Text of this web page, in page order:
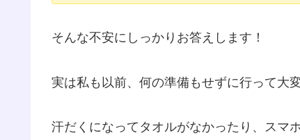
そんな不安にしっかりお答えします！
実は私も以前、何の準備もせずに行って大
汗だくになってタオルがなかったり、スマ